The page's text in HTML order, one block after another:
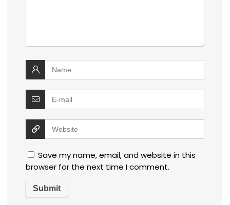
Save my name, email, and website in this
browser for the next time I comment.